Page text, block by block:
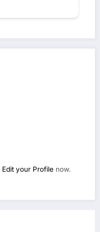
Edit your Profile now.